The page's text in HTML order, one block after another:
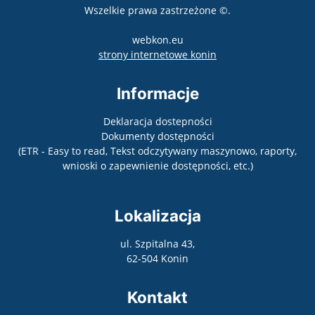
Wszelkie prawa zastrzeżone ©.
webkon.eu
strony internetowe konin
Informacje
Deklaracja dostepności
Dokumenty dostępności
(ETR - Easy to read, Tekst odczytywany maszynowo, raporty,
wnioski o zapewnienie dostępności, etc.)
Lokalizacja
ul. Szpitalna 43,
62-504 Konin
Kontakt